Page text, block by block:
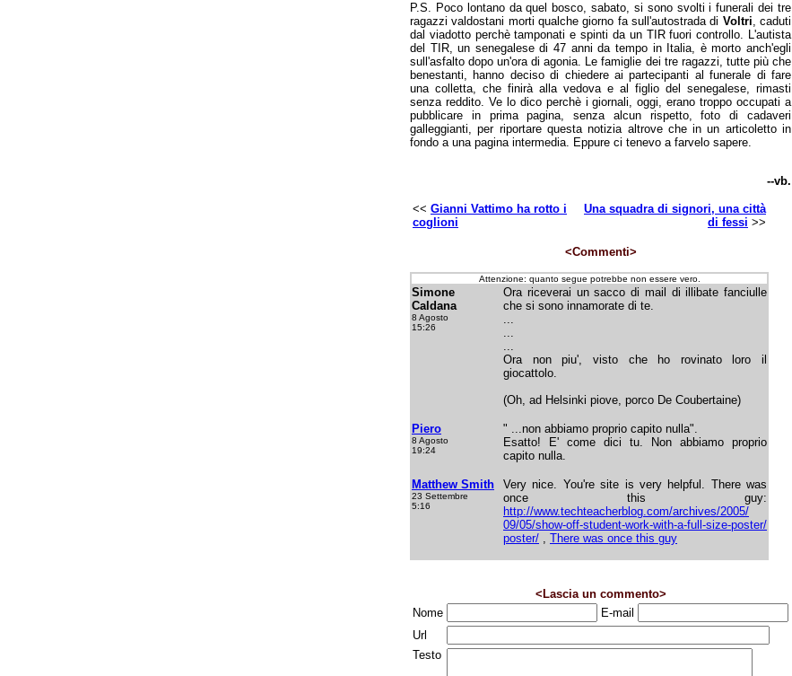
P.S. Poco lontano da quel bosco, sabato, si sono svolti i funerali dei tre
ragazzi valdostani morti qualche giorno fa sull'autostrada di Voltri, caduti
dal viadotto perchè tamponati e spinti da un TIR fuori controllo. L'autista
del TIR, un senegalese di 47 anni da tempo in Italia, è morto anch'egli
sull'asfalto dopo un'ora di agonia. Le famiglie dei tre ragazzi, tutte più che
benestanti, hanno deciso di chiedere ai partecipanti al funerale di fare
una colletta, che finirà alla vedova e al figlio del senegalese, rimasti
senza reddito. Ve lo dico perchè i giornali, oggi, erano troppo occupati a
pubblicare in prima pagina, senza alcun rispetto, foto di cadaveri
galleggianti, per riportare questa notizia altrove che in un articoletto in
fondo a una pagina intermedia. Eppure ci tenevo a farvelo sapere.
--vb.
<< Gianni Vattimo ha rotto i
coglioni
Una squadra di signori, una città
di fessi >>
<Commenti>
Attenzione: quanto segue potrebbe non essere vero.
Simone
Caldana
8 Agosto
15:26
Ora riceverai un sacco di mail di illibate fanciulle
che si sono innamorate di te.
...
...
...
Ora non piu', visto che ho rovinato loro il
giocattolo.
(Oh, ad Helsinki piove, porco De Coubertaine)
Piero
8 Agosto
19:24
" ...non abbiamo proprio capito nulla".
Esatto! E' come dici tu. Non abbiamo proprio
capito nulla.
Matthew Smith
23 Settembre
5:16
Very nice. You're site is very helpful. There was
once this guy:
http://www.techteacherblog.com/archives/2005/
09/05/show-off-student-work-with-a-full-size-poster/
poster/ , There was once this guy
<Lascia un commento>
Nome
E-mail
Url
Testo